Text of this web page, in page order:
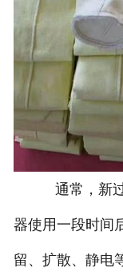
通常，新
器使用一段时间
留、扩散、静电